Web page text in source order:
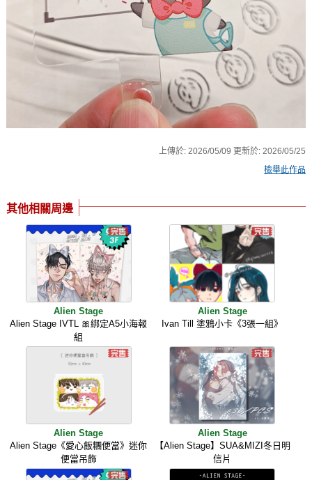
上傳於:2026/05/09 更新於:2026/05/25
檢舉此作品
其他相關周邊
Alien Stage
Alien Stage IVTL 🎀綁定A5小海報
組
Alien Stage
Ivan Till 塗鴉小卡《3張一組》
Alien Stage
Alien Stage《愛心飯糰便當》迷你
便當吊飾
Alien Stage
【Alien Stage】SUA&MIZI冬日明
信片